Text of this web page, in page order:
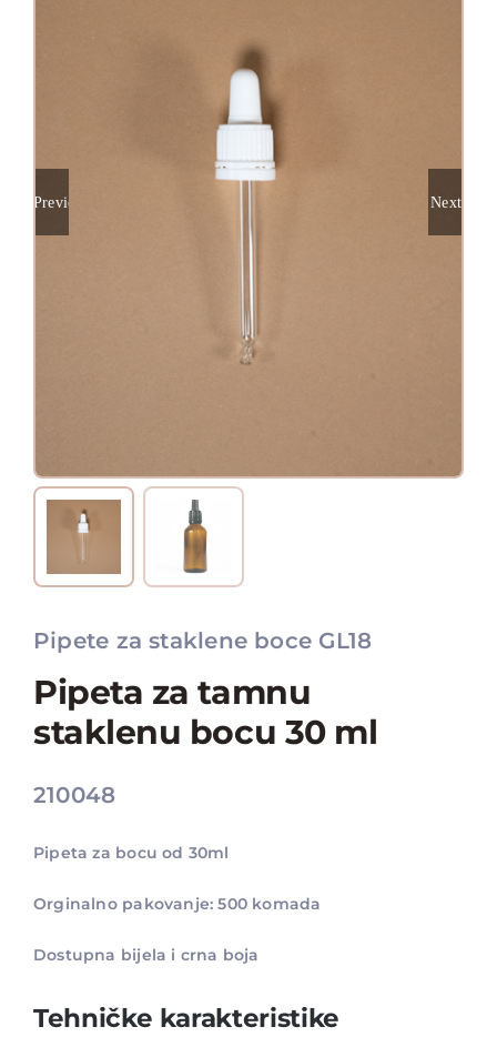
Previous Next
Pipete za staklene boce GL18
Pipeta za tamnu
staklenu bocu 30 ml
210048
Pipeta za bocu od 30ml
Orginalno pakovanje: 500 komada
Dostupna bijela i crna boja
Tehničke karakteristike